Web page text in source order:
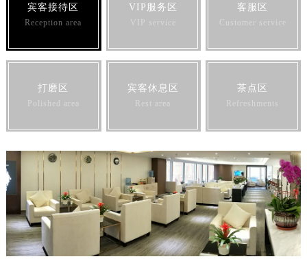
宾客接待区
Reception area
VIP服务区
VIP service
客服区
Customer service
打磨区
Polished area
宾客休息区
Rest area
茶点区
Refreshments